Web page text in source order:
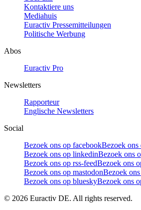
Kontaktiere uns
Mediahuis
Euractiv Pressemitteilungen
Politische Werbung
Abos
Euractiv Pro
Newsletters
Rapporteur
Englische Newsletters
Social
Bezoek ons op facebookBezoek ons
Bezoek ons op linkedinBezoek ons
Bezoek ons op rss-feedBezoek ons
Bezoek ons op mastodonBezoek
Bezoek ons op blueskyBezoek ons
© 2026 Euractiv DE. All rights reserved.